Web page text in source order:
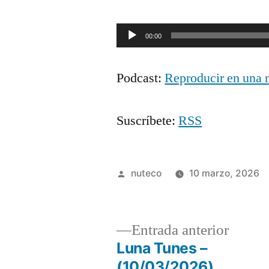
Reproductor
audio
00:00
Podcast:Reproducir en una
Suscríbete:RSS
Publicada
nuteco 10 marzo, 2026
Entrada anteriorEntrada
Luna Tunes –